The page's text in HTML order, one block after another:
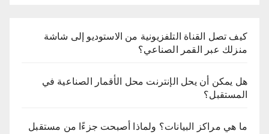
كيف تصل القناة التلفزيونية من الاستوديو إلى شاشة
منزلك عبر القمر الصناعي؟
هل يمكن أن يحل الإنترنت محل الأقمار الصناعية في
المستقبل؟
ما هي مراكز البيانات؟ ولماذا أصبحت جزءًا من مستقبل